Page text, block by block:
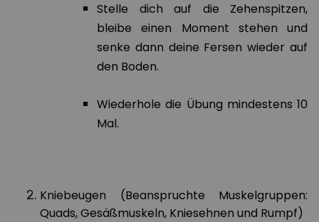
Stelle dich auf die Zehenspitzen,
bleibe einen Moment stehen und
senke dann deine Fersen wieder auf
den Boden.
Wiederhole die Übung mindestens 10
Mal.
Kniebeugen (Beanspruchte Muskelgruppen:
Quads, Gesäßmuskeln, Kniesehnen und Rumpf)